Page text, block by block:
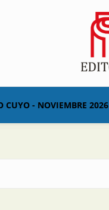
CUYO - NOVIEMBRE 2026